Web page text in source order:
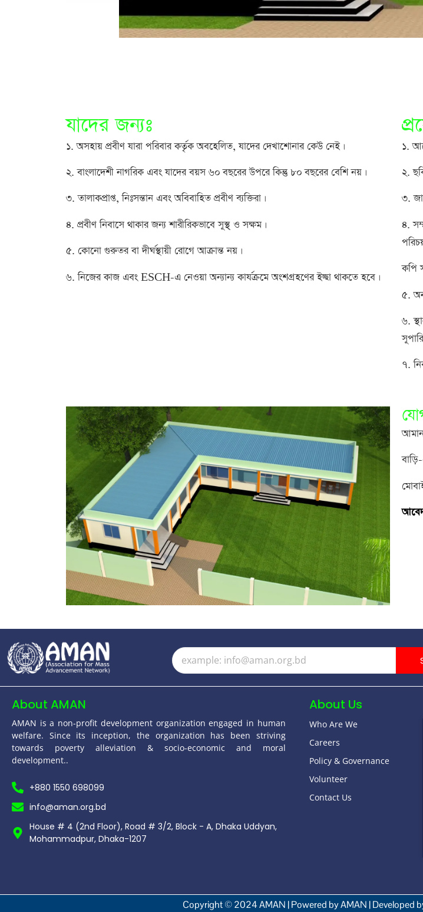
যাদের জন্যঃ
১. অসহায় প্রবীণ যারা পরিবার কর্তৃক অবহেলিত, যাদের দেখাশোনার কেউ নেই।
২. বাংলাদেশী নাগরিক এবং যাদের বয়স ৬০ বছরের উপরে কিন্তু ৮০ বছরের বেশি নয়।
৩. তালাকপ্রাপ্ত, নিঃসন্তান এবং অবিবাহিত প্রবীণ ব্যক্তিরা।
৪. প্রবীণ নিবাসে থাকার জন্য শারীরিকভাবে সুস্থ্ ও সক্ষম।
৫. কোনো গুরুতর বা দীর্ঘস্থায়ী রোগে আক্রান্ত নয়।
৬. নিজের কাজ এবং ESCH-এ নেওয়া অন্যান্য কার্যক্রমে অংশগ্রহণের ইচ্ছা থাকতে হবে।
১.
২.
৩.
৪.
কপি
৫.
৬.
৭.
About AMAN
AMAN is a non-profit development organization engaged in human
welfare. Since its inception, the organization has been striving
towards poverty alleviation & socio-economic and moral
development..
+880 1550 698099
info@aman.org.bd
House # 4 (2nd Floor), Road # 3/2, Block - A, Dhaka Uddyan,
Mohammadpur, Dhaka-1207
About Us
Who Are We
Careers
Policy & Governance
Volunteer
Contact Us
Copyright © 2024 AMAN | Powered by AMAN | Developed